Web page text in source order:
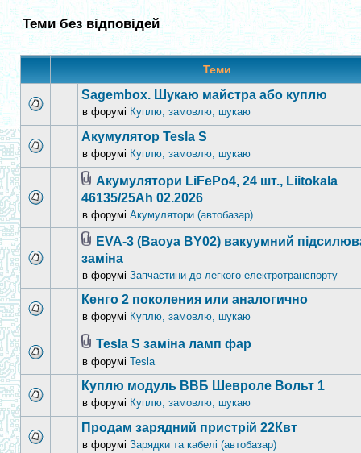
Теми без відповідей
Теми
Sagembox. Шукаю майстра або куплю
в форумі Куплю, замовлю, шукаю
Акумулятор Tesla S
в форумі Куплю, замовлю, шукаю
Акумулятори LiFePo4, 24 шт., Liitokala
46135/25Ah 02.2026
в форумі Акумулятори (автобазар)
EVA-3 (Baoya BY02) вакуумний
заміна
в форумі Запчастини до легкого електротранспорту
Кенго 2 поколения или аналогично
в форумі Куплю, замовлю, шукаю
Tesla S заміна ламп фар
в форумі Tesla
Куплю модуль ВВБ Шевроле Вольт 1
в форумі Куплю, замовлю, шукаю
Продам зарядний пристрій 22Квт
в форумі Зарядки та кабелі (автобазар)